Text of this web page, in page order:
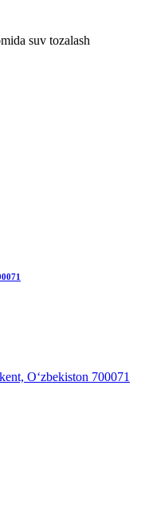
suv tozalash
O‘zbekiston 700071